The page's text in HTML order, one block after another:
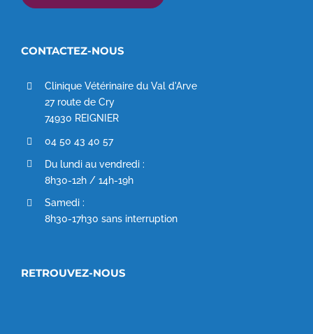
CONTACTEZ-NOUS
Clinique Vétérinaire du Val d'Arve
27 route de Cry
74930 REIGNIER
04 50 43 40 57
Du lundi au vendredi :
8h30-12h / 14h-19h
Samedi :
8h30-17h30 sans interruption
RETROUVEZ-NOUS